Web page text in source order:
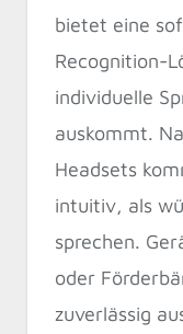
bietet eine
Recognition-
individuelle
auskommt.
Headsets
intuitiv, als
sprechen.
oder
zuverlässig